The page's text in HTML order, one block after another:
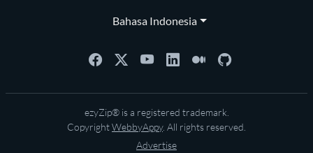
Bahasa Indonesia
ezyZip® is a registered trademark.
CopyrightWebbyAppy. All rights reserved.
Advertise